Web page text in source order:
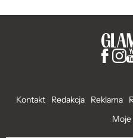
Kontakt Redakcja Reklama
Moje